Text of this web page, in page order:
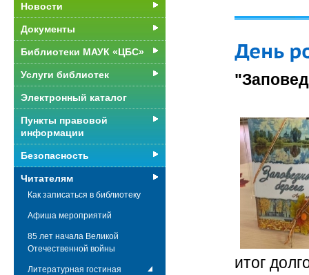
итог
Новости
Документы
Библиотеки МАУК «ЦБС»
Услуги библиотек
Электронный каталог
Пункты правовой
информации
Безопасность
Читателям
Как записаться в библиотеку
Афиша мероприятий
85 лет начала Великой
Отечественной войны
Литературная гостиная